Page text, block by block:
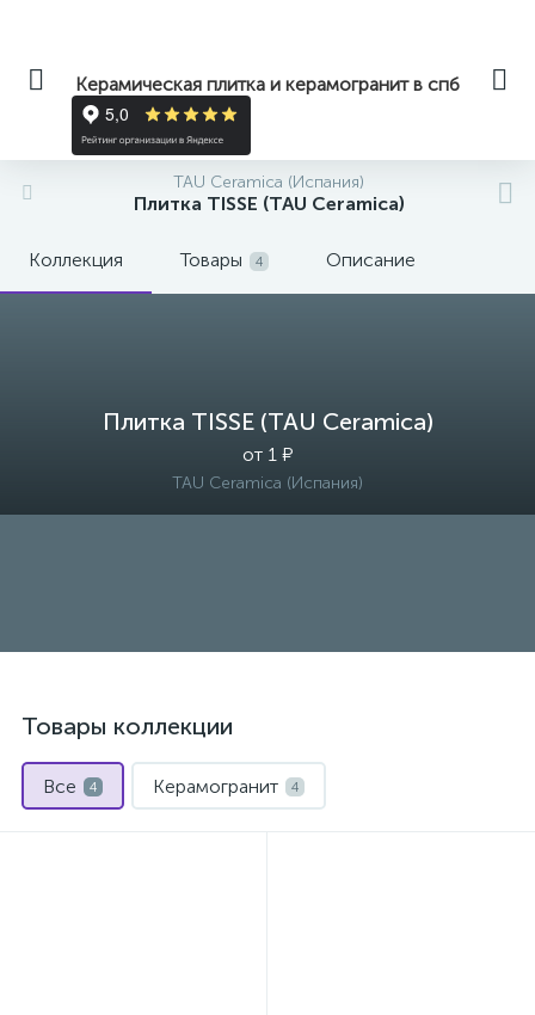
Керамическая плитка и керамогранит в спб
TAU Ceramica (Испания)
Плитка TISSE (TAU Ceramica)
Коллекция Товары 4 Описание
Плитка TISSE (TAU Ceramica)
от 1 ₽
TAU Ceramica (Испания)
Товары коллекции
Все 4 Керамогранит 4